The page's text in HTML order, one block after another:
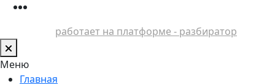
работает на платформе - разбиратор
Меню
Главная